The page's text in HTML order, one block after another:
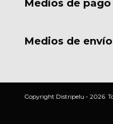
Medios de pago
Medios de envío
Copyright Distripelu - 2026.